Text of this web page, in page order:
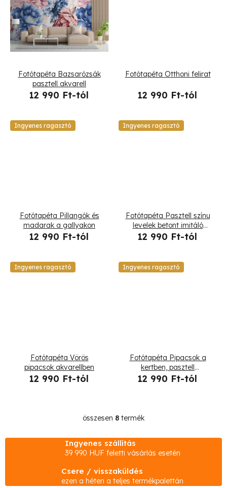
s
a
Fotótapéta Bazsarózsák
pasztell akvarell
12 990 Ft-tól
Fotótapéta Otthoni felirat
12 990 Ft-tól
Ingyenes ragasztó
Fotótapéta Pillangók és
madarak a gallyakon
12 990 Ft-tól
Ingyenes ragasztó
Fotótapéta Pasztell színu
levelek betont imitáló
háttéren
12 990 Ft-tól
Ingyenes ragasztó
Fotótapéta Vörös
pipacsok akvarellben
12 990 Ft-tól
Ingyenes ragasztó
Fotótapéta Pipacsok a
kertben, pasztell
kompozíció
12 990 Ft-tól
L
i
s
t
a
összesen 8 termék
Ingyenes szállítás
39 990 HUF feletti vásárlás esetén
Csere / visszaküldés
ezen a héten a teljes termékpalettán